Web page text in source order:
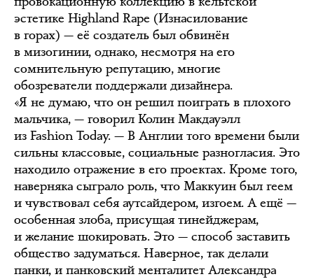
эстетике Highland Rape (Изнасилование
в горах) — её создатель был обвинён
в мизогинии, однако, несмотря на его
сомнительную репутацию, многие
обозреватели поддержали дизайнера.
«Я не думаю, что он решил поиграть в плохого
мальчика, — говорил Колин Макдауэлл
из Fashion Today. — В Англии того времени были
сильны классовые, социальные разногласия. Это
находило отражение в его проектах. Кроме того,
наверняка сыграло роль, что Маккуин был геем
и чувствовал себя аутсайдером, изгоем. А ещё —
особенная злоба, присущая тинейджерам,
и желание шокировать. Это — способ заставить
общество задуматься. Наверное, так делали
панки, и панковский менталитет Александра